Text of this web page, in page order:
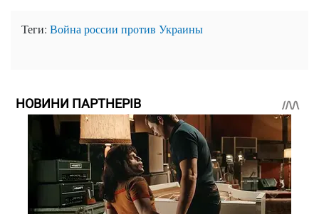
Теги: Война россии против Украины
НОВИНИ ПАРТНЕРІВ